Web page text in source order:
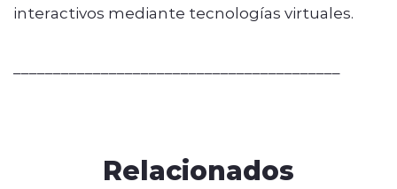
interactivos mediante tecnologías virtuales.
Relacionados